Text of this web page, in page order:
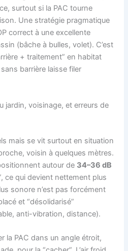
surtout si la PAC tourne
Une stratégie pragmatique
correct à une excellente
(bâche à bulles, volet). C’est
+ traitement” en habitat
barrière laisse filer
jardin, voisinage, et erreurs de
mais se vit surtout en situation
voisin à quelques mètres.
autour de 34–36 dB
ce qui devient nettement plus
sonore n’est pas forcément
et “désolidarisé”
anti-vibration, distance).
la PAC dans un angle étroit,